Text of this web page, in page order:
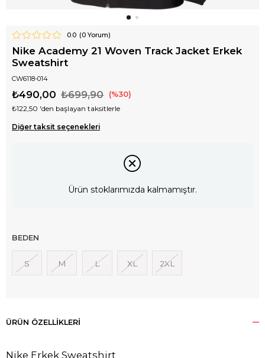
0.0 (0Yorum)
Nike Academy 21 Woven Track Jacket Erkek
Sweatshirt
CW6118-014
₺699,90
₺490,00 30
₺122,50 'den başlayan taksitlerle
Diğer taksit seçenekleri
Ürün stoklarımızda kalmamıştır.
BEDEN
S M L XL 2XL
ÜRÜN ÖZELLIKLERI
Nike Erkek Sweatshirt